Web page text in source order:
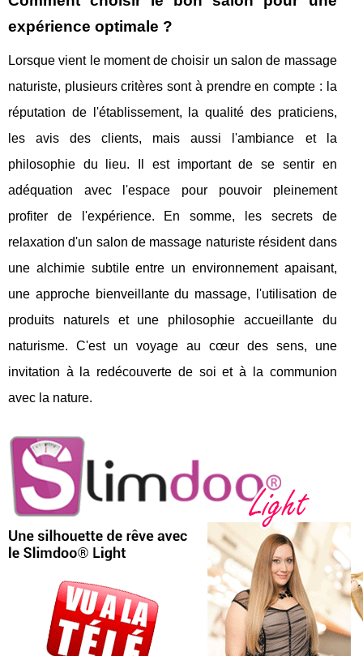
expérience optimale ?
Lorsque vient le moment de choisir un salon de massage
naturiste, plusieurs critères sont à prendre en compte : la
réputation de l'établissement, la qualité des praticiens,
les avis des clients, mais aussi l'ambiance et la
philosophie du lieu. Il est important de se sentir en
adéquation avec l'espace pour pouvoir pleinement
profiter de l'expérience. En somme, les secrets de
relaxation d'un salon de massage naturiste résident dans
une alchimie subtile entre un environnement apaisant,
une approche bienveillante du massage, l'utilisation de
produits naturels et une philosophie accueillante du
naturisme. C'est un voyage au cœur des sens, une
invitation à la redécouverte de soi et à la communion
avec la nature.